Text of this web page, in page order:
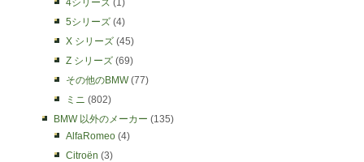
4シリーズ (1)
5シリーズ (4)
X シリーズ (45)
Z シリーズ (69)
その他のBMW(77)
ミニ (802)
BMW 以外のメーカー (135)
AlfaRomeo (4)
Citroën (3)